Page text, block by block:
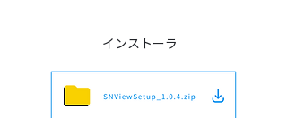
​インストーラ